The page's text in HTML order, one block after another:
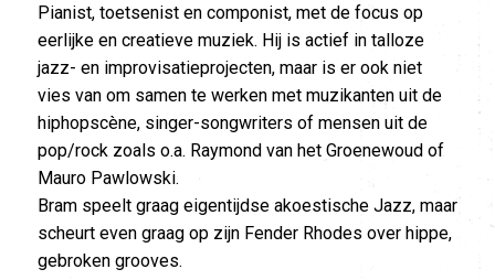
Pianist, toetsenist en componist, met de focus op
eerlijke en creatieve muziek. Hij is actief in talloze
jazz- en improvisatieprojecten, maar is er ook niet
vies van om samen te werken met muzikanten uit de
hiphopscène, singer-songwriters of mensen uit de
pop/rock zoals o.a. Raymond van het Groenewoud of
Mauro Pawlowski.
Bram speelt graag eigentijdse akoestische Jazz, maar
scheurt even graag op zijn Fender Rhodes over hippe,
gebroken grooves.